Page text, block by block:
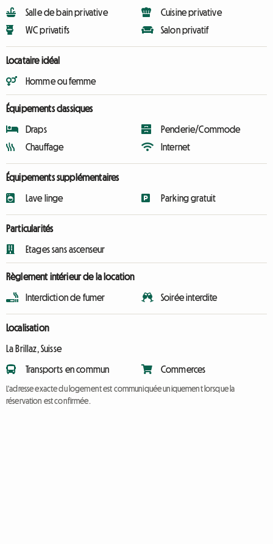
Salle de bain privative
WC privatifs
Cuisine privative
Salon privatif
Locataire idéal
Homme ou femme
Équipements classiques
Draps
Chauffage
Penderie/Commode
Internet
Équipements supplémentaires
Lave linge Parking gratuit
Particularités
Etages sans ascenseur
Règlement intérieur de la location
Interdiction de fumer Soirée interdite
Localisation
La Brillaz, Suisse
Transports en commun Commerces
L'adresse exacte du logement est communiquée uniquement lorsque la
réservation est confirmée.